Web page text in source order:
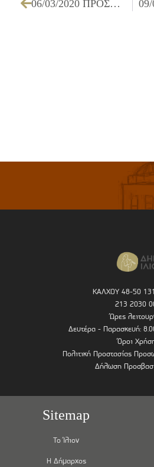
06/03/2020 ΠΡΟΣΚΛΗΣΗ ΜΕΛΩΝ ΟΙΚΟΝΟΜΙΚΗΣ ΕΠΙΤΡΟΠΗΣ ΓΙΑ ΤΗΝ 12/03/2020
ΚΑΛΧΟΥ 48-50
213 2030
Ώρες
Δευτέρα - Παρασκευή:
Όροι
Πολιτική Προστασίας
Δήλωση
Sitemap
Το Ίλιον
Η Δήμαρχος